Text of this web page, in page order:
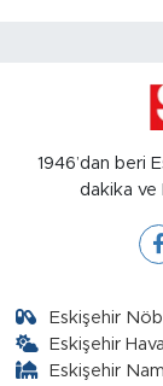
1946’dan beri
dakika ve
Eskişehir
Eskişehir
Eskişehir